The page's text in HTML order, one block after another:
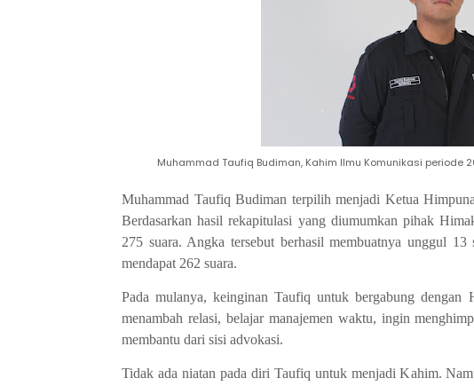
Muhammad Taufiq Budiman, Kahim Ilmu Komunikasi periode
Muhammad Taufiq Budiman terpilih menjadi Ketua
Berdasarkan hasil rekapitulasi yang diumumkan pihak
275 suara. Angka tersebut berhasil membuatnya unggul 13
mendapat 262 suara.
Pada mulanya, keinginan Taufiquntuk bergabung dengan
menambah relasi, belajar manajemen waktu, ingin
membantu dari sisi advokasi.
Tidak ada niatan pada diri Taufiq untuk menjadi Kahim.